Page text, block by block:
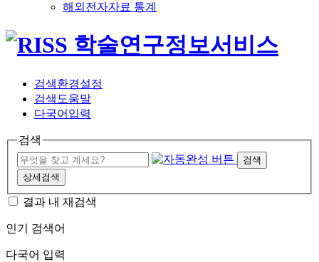
해외전자자료 통계
검색환경설정
검색도움말
다국어입력
검색
검색
상세검색
결과 내 재검색
인기 검색어
다국어 입력